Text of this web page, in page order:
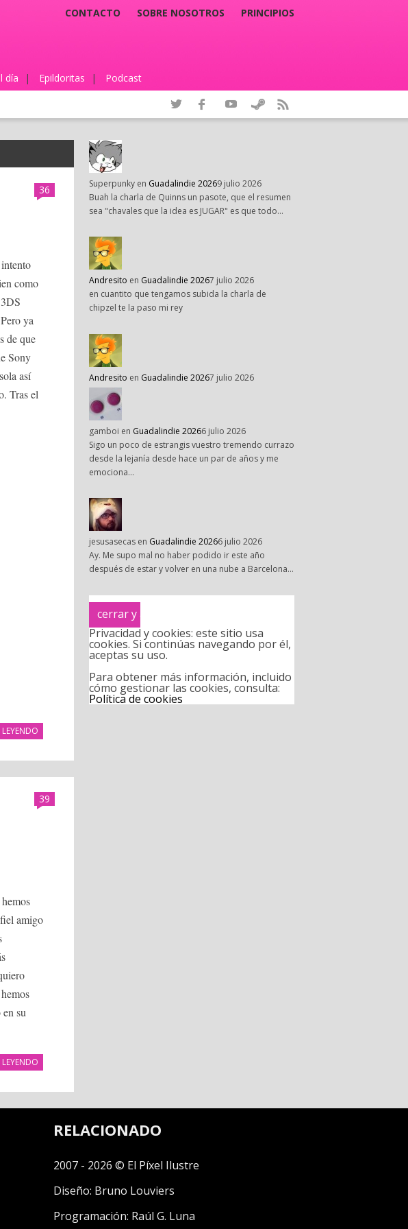
CONTACTO SOBRE NOSOTROS PRINCIPIOS
día | Epildoritas | Podcast
36
como
ya
de que
Sony
así
Tras el
LEYENDO
39
amigo
su
LEYENDO
Superpunky en Guadalindie 20269 julio 2026
Buah la charla de Quinns un pasote, que el resumen
sea "chavales que la idea es JUGAR" es que todo…
Andresito en Guadalindie 20267 julio 2026
en cuantito que tengamos subida la charla de
chipzel te la paso mi rey
Andresito en Guadalindie 20267 julio 2026
gamboi en Guadalindie 20266 julio 2026
Sigo un poco de estrangis vuestro tremendo currazo
desde la lejanía desde hace un par de años y me
emociona…
jesusasecas en Guadalindie 20266 julio 2026
Ay. Me supo mal no haber podido ir este año
después de estar y volver en una nube a Barcelona…
Privacidad y cookies: este sitio usa
cookies. Si continúas navegando por él,
aceptas su uso.
Para obtener más información, incluido
cómo gestionar las cookies, consulta:
Política de cookies
RELACIONADO
2007 - 2026 © El Píxel Ilustre
Diseño: Bruno Louviers
Programación: Raúl G. Luna